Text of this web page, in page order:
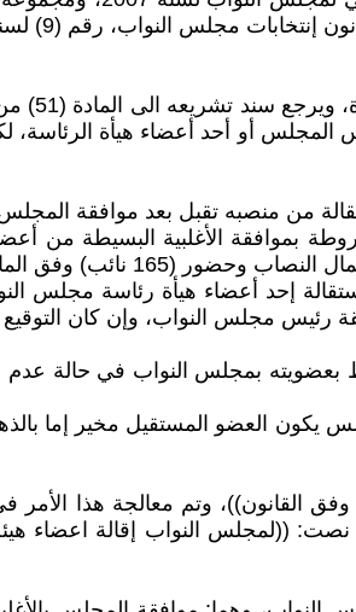
يتألف
رئيس المجلس أو أحد أعضاء هيأة
من منصبه تقبل بعد موافقة المجلس
الأغلبية البسيطة من
(59/أولا) من الدستور.
إحد أعضاء هيأة رئاسة
العضو المستقيل مخير إما
2007[المنشور في الوقائع العراقية، العدد، 4049]،